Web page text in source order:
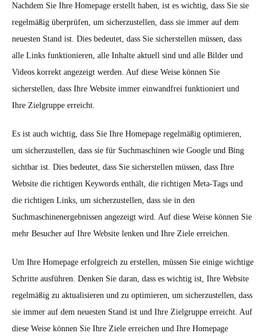
Nachdem Sie Ihre Homepage erstellt haben, ist es wichtig, dass Sie sie
regelmäßig überprüfen, um sicherzustellen, dass sie immer auf dem
neuesten Stand ist. Dies bedeutet, dass Sie sicherstellen müssen, dass
alle Links funktionieren, alle Inhalte aktuell sind und alle Bilder und
Videos korrekt angezeigt werden. Auf diese Weise können Sie
sicherstellen, dass Ihre Website immer einwandfrei funktioniert und
Ihre Zielgruppe erreicht.
Es ist auch wichtig, dass Sie Ihre Homepage regelmäßig optimieren,
um sicherzustellen, dass sie für Suchmaschinen wie Google und Bing
sichtbar ist. Dies bedeutet, dass Sie sicherstellen müssen, dass Ihre
Website die richtigen Keywords enthält, die richtigen Meta-Tags und
die richtigen Links, um sicherzustellen, dass sie in den
Suchmaschinenergebnissen angezeigt wird. Auf diese Weise können Sie
mehr Besucher auf Ihre Website lenken und Ihre Ziele erreichen.
Um Ihre Homepage erfolgreich zu erstellen, müssen Sie einige wichtige
Schritte ausführen. Denken Sie daran, dass es wichtig ist, Ihre Website
regelmäßig zu aktualisieren und zu optimieren, um sicherzustellen, dass
sie immer auf dem neuesten Stand ist und Ihre Zielgruppe erreicht. Auf
diese Weise können Sie Ihre Ziele erreichen und Ihre Homepage